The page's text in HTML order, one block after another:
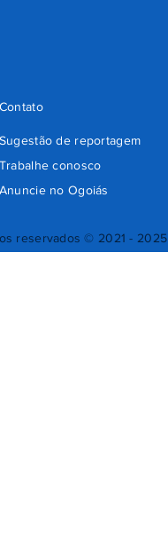
reservados © 2021 - 2025
Sugestão de reportagem
Trabalhe conosco
Anuncie no Ogoiás
Contato